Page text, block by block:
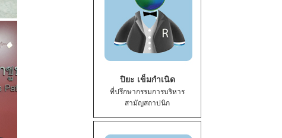
ปิยะ เข็มกำเนิด
ที่ปรึกษากรรมการบริหาร
สามัญสถาปนิก